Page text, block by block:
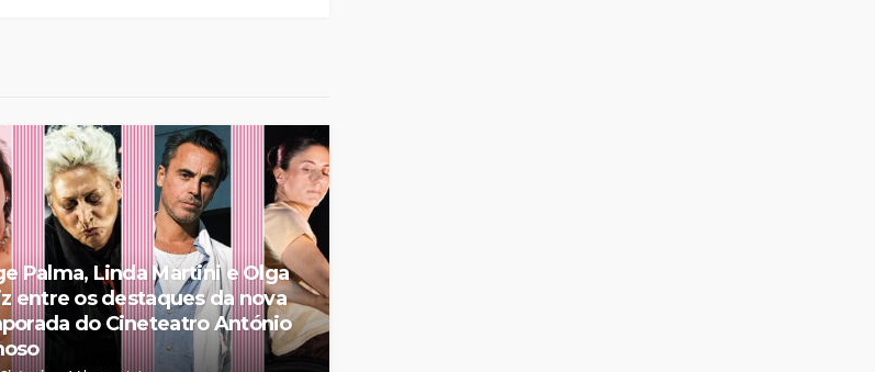
Palma, Linda Martini e Olga
entre os destaques da nova
do Cineteatro António